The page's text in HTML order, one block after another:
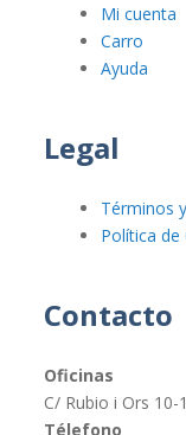
Mi cuenta
Carro
Ayuda
Legal
Términos
Política de
Contacto
Oficinas
C/ Rubio i Ors
Télefono